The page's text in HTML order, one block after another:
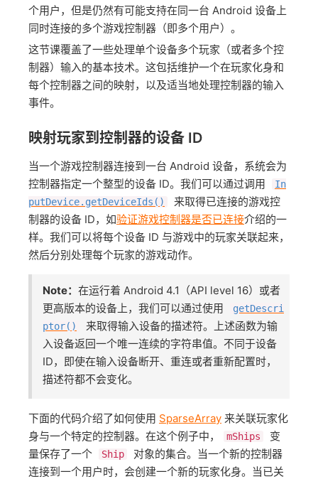
个用户，但是仍然有可能支持在同一台 Android 设备上
同时连接的多个游戏控制器（即多个用户）。
这节课覆盖了一些处理单个设备多个玩家（或者多个控
制器）输入的基本技术。这包括维护一个在玩家化身和
每个控制器之间的映射，以及适当地处理控制器的输入
事件。
映射玩家到控制器的设备 ID
当一个游戏控制器连接到一台 Android 设备，系统会为
控制器指定一个整型的设备 ID。我们可以通过调用
In
putDevice.getDeviceIds()
来取得已连接的游戏控
制器的设备 ID，如验证游戏控制器是否已连接介绍的一
样。我们可以将每个设备 ID 与游戏中的玩家关联起来，
然后分别处理每个玩家的游戏动作。
Note： 在运行着 Android 4.1（API level 16）或者
更高版本的设备上，我们可以通过使用
getDescri
ptor()
来取得输入设备的描述符。上述函数为输
入设备返回一个唯一连续的字符串值。不同于设备
ID，即使在输入设备断开、重连或者重新配置时，
描述符都不会变化。
下面的代码介绍了如何使用 SparseArray 来关联玩家化
身与一个特定的控制器。在这个例子中，
mShips
变
量保存了一个
Ship
对象的集合。当一个新的控制器
连接到一个用户时，会创建一个新的玩家化身。当已关